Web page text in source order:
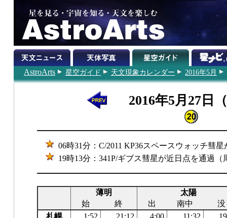
AstroArts 星空ガイド 天文現象カレンダー 2016年5月
2016年5月27日
06時31分：C/2011 KP36スペースウォッチ彗
19時13分：341P/ギブス彗星が近日点を通過（
薄明
太陽
始
終 出 南中
没
札幌
1:52 21:12 4:00 11:32